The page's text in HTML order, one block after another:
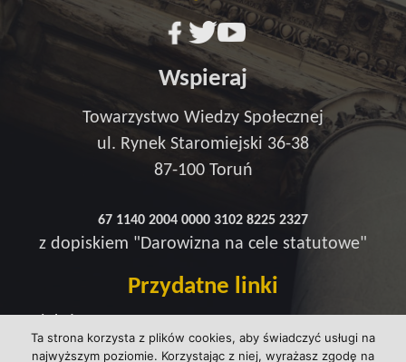
Ta strona korzysta z plików cookies, aby świadczyć usługi na
najwyższym poziomie. Korzystając z niej, wyrażasz zgodę na
Wspieraj
Towarzystwo Wiedzy Społecznej
ul. Rynek Staromiejski 36-38
87-100 Toruń
67 1140 2004 0000 3102 8225 2327
z dopiskiem "Darowizna na cele statutowe"
Przydatne linki
Strefa wsparcia